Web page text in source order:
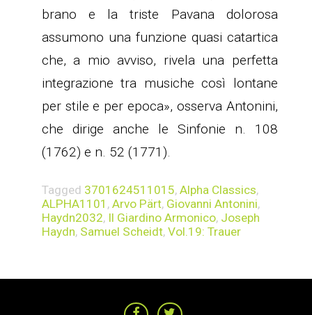
brano e la triste Pavana dolorosa
assumono una funzione quasi catartica
che, a mio avviso, rivela una perfetta
integrazione tra musiche così lontane
per stile e per epoca», osserva Antonini,
che dirige anche le Sinfonie n. 108
(1762) e n. 52 (1771).
Tagged 3701624511015, Alpha Classics,
ALPHA1101 , Arvo Pärt, Giovanni Antonini,
Haydn2032, Il Giardino Armonico, Joseph
Haydn, Samuel Scheidt, Vol.19: Trauer
ARTICOLI